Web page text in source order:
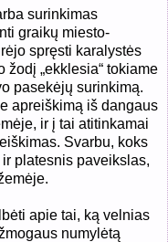
surinkimas
graikų miesto-
spręsti karalystės
žodį „ekklesia“ tokiame
pasekėjų surinkimą.
apreiškimą iš dangaus
ir į tai atitinkamai
Svarbu, koks
platesnis paveikslas,
apie tai, ką velnias
numylėtą